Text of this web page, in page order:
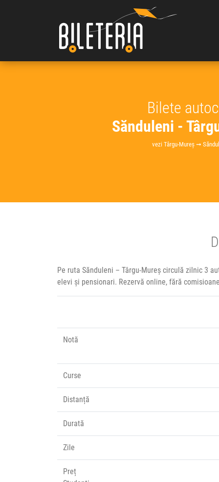
Bilete
Sănduleni -
vezi Târgu-Mureș ➞
Pe ruta Sănduleni – Târgu-Mureș circulă zilnic 3
elevi și pensionari. Rezervă online, fără
Notă
Curse
Distanță
Durată
Zile
Preț